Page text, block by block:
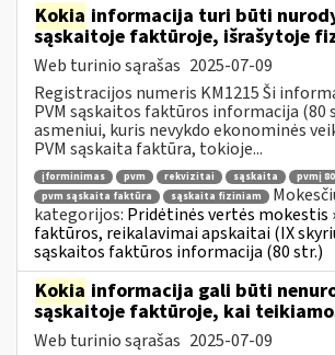
Kokia informacija turi būti
sąskaitoje faktūroje, išrašytoje
Web turinio sąrašas 2025-07-09
Registracijos numeris KM1215 Ši
PVM sąskaitos faktūros informacija (80
asmeniui, kuris nevykdo ekonominės
PVM sąskaita faktūra, tokioje...
įforminimas pvm rekvizitai sąskaita
pvmį
pvm sąskaita faktūra
sąskaita fiziniam
kategorijos: Pridėtinės vertės mokestis
faktūros, reikalavimai apskaitai (IX
sąskaitos faktūros informacija (80 str.)
Kokia informacija gali būti
sąskaitoje faktūroje, kai
Web turinio sąrašas 2025-07-09